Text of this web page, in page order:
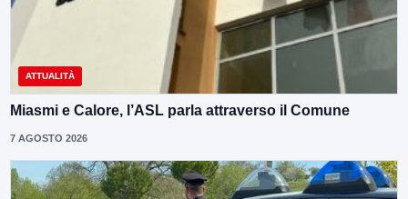
ATTUALITÀ
Miasmi e Calore, l’ASL parla attraverso il Comune
7 AGOSTO 2026